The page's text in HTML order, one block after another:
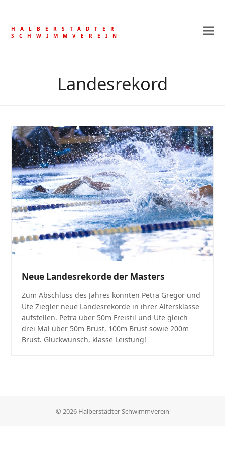
HALBERSTÄDTER
SCHWIMMVEREIN
Landesrekord
Neue Landesrekorde der Masters
Zum Abschluss des Jahres konnten Petra Gregor und
Ute Ziegler neue Landesrekorde in ihrer Altersklasse
aufstellen. Petra über 50m Freistil und Ute gleich
drei Mal über 50m Brust, 100m Brust sowie 200m
Brust. Glückwunsch, klasse Leistung!
© 2026 Halberstädter Schwimmverein